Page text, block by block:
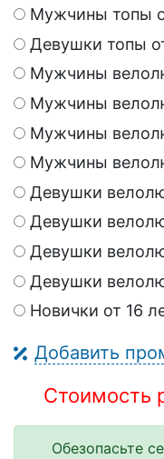
Мужчины топы
Девушки топы
Мужчины
Мужчины
Мужчины
Мужчины
Девушки
Девушки
Девушки
Девушки
Новички от 16
Добавить
Стоимость
Обезопасьте